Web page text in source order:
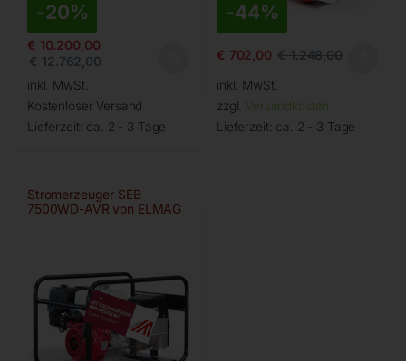
-20%
€ 10.200,00
€12.762,00
inkl. MwSt.
Kostenloser Versand
Lieferzeit: ca. 2 - 3 Tage
-44%
€ 702,00 €1.248,00
inkl. MwSt.
zzgl. Versandkosten
Lieferzeit: ca. 2 - 3 Tage
Stromerzeuger SEB
7500WD-AVR von ELMAG